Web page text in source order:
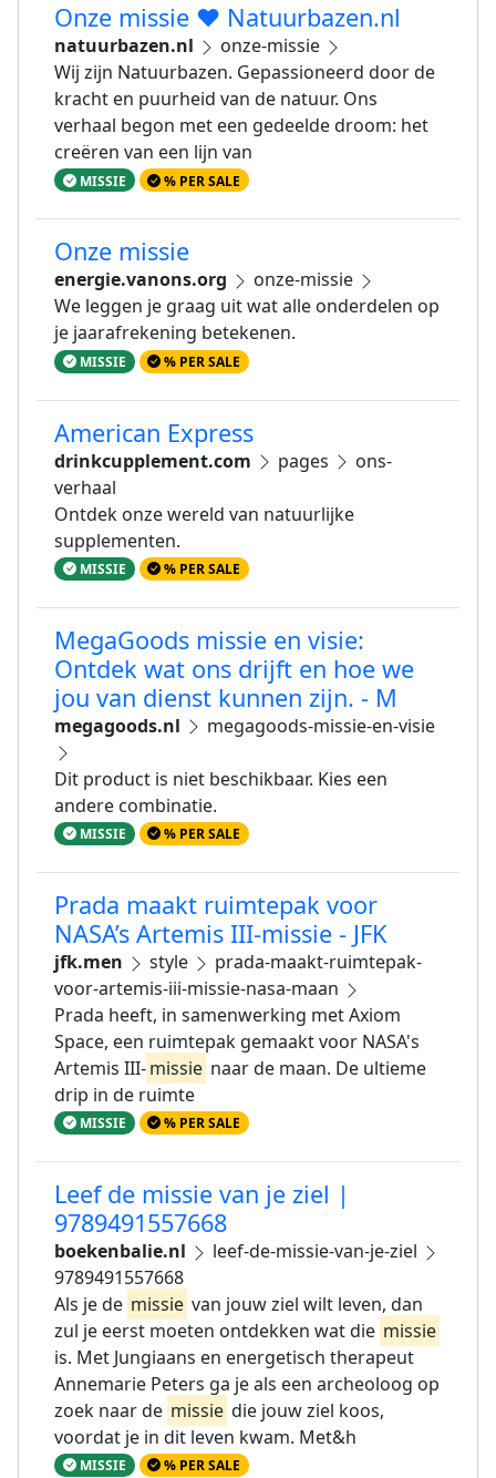
Onze missie ❤️ Natuurbazen.nl
natuurbazen.nl
onze-missie
Wij zijn Natuurbazen. Gepassioneerd door de
kracht en puurheid van de natuur. Ons
verhaal begon met een gedeelde droom: het
creëren van een lijn van
MISSIE % PER SALE
Onze missie
energie.vanons.org
onze-missie
We leggen je graag uit wat alle onderdelen op
je jaarafrekening betekenen.
MISSIE % PER SALE
American Express
drinkcupplement.com pages
ons-
verhaal
Ontdek onze wereld van natuurlijke
supplementen.
MISSIE % PER SALE
MegaGoods missie en visie:
Ontdek wat ons drijft en hoe we
jou van dienst kunnen zijn. - M
megagoods.nl megagoods-missie-en-visie
Dit product is niet beschikbaar. Kies een
andere combinatie.
MISSIE % PER SALE
Prada maakt ruimtepak voor
NASA’s Artemis III-missie - JFK
jfk.men style
prada-maakt-ruimtepak-
voor-artemis-iii-missie-nasa-maan
Prada heeft, in samenwerking met Axiom
Space, een ruimtepak gemaakt voor NASA's
Artemis III-missie naar de maan. De ultieme
drip in de ruimte
MISSIE % PER SALE
Leef de missie van je ziel |
9789491557668
boekenbalie.nl
leef-de-missie-van-je-ziel
9789491557668
Als je de missie van jouw ziel wilt leven, dan
zul je eerst moeten ontdekken wat die missie
is. Met Jungiaans en energetisch therapeut
Annemarie Peters ga je als een archeoloog op
zoek naar de missie die jouw ziel koos,
voordat je in dit leven kwam. Met&h
MISSIE % PER SALE